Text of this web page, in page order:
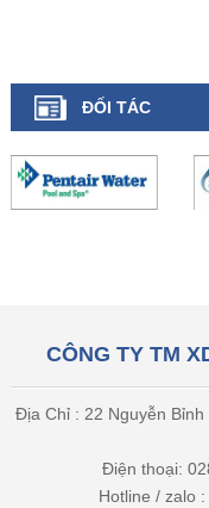
ĐỐI TÁC
CÔNG TY TM
Địa Chỉ : 22 Nguyễn
Điện thoại:
Hotline / zalo